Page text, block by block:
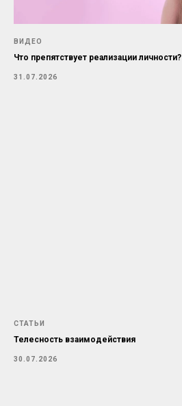
ВИДЕО
Что препятствует реализации личности?
31.07.2026
СТАТЬИ
Телесность взаимодействия
30.07.2026